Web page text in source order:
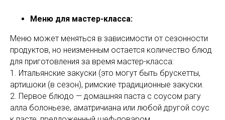
Меню для мастер-класса:
Меню может меняться в зависимости от сезонности
продуктов, но неизменным остается количество блюд
для приготовления за время мастер-класса:
1. Итальянские закуски (это могут быть брускетты,
артишоки (в сезон), римские традиционные закуски.
2. Первое блюдо — домашняя паста с соусом рагу
алла болоньезе, аматричиана или любой другой соус